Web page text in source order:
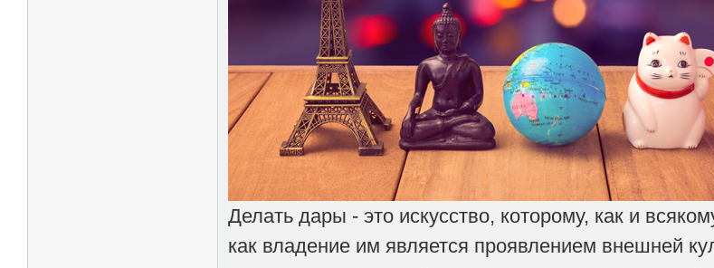
Делать дары - это искусство, которому, как и
как владение им является проявлением внешней